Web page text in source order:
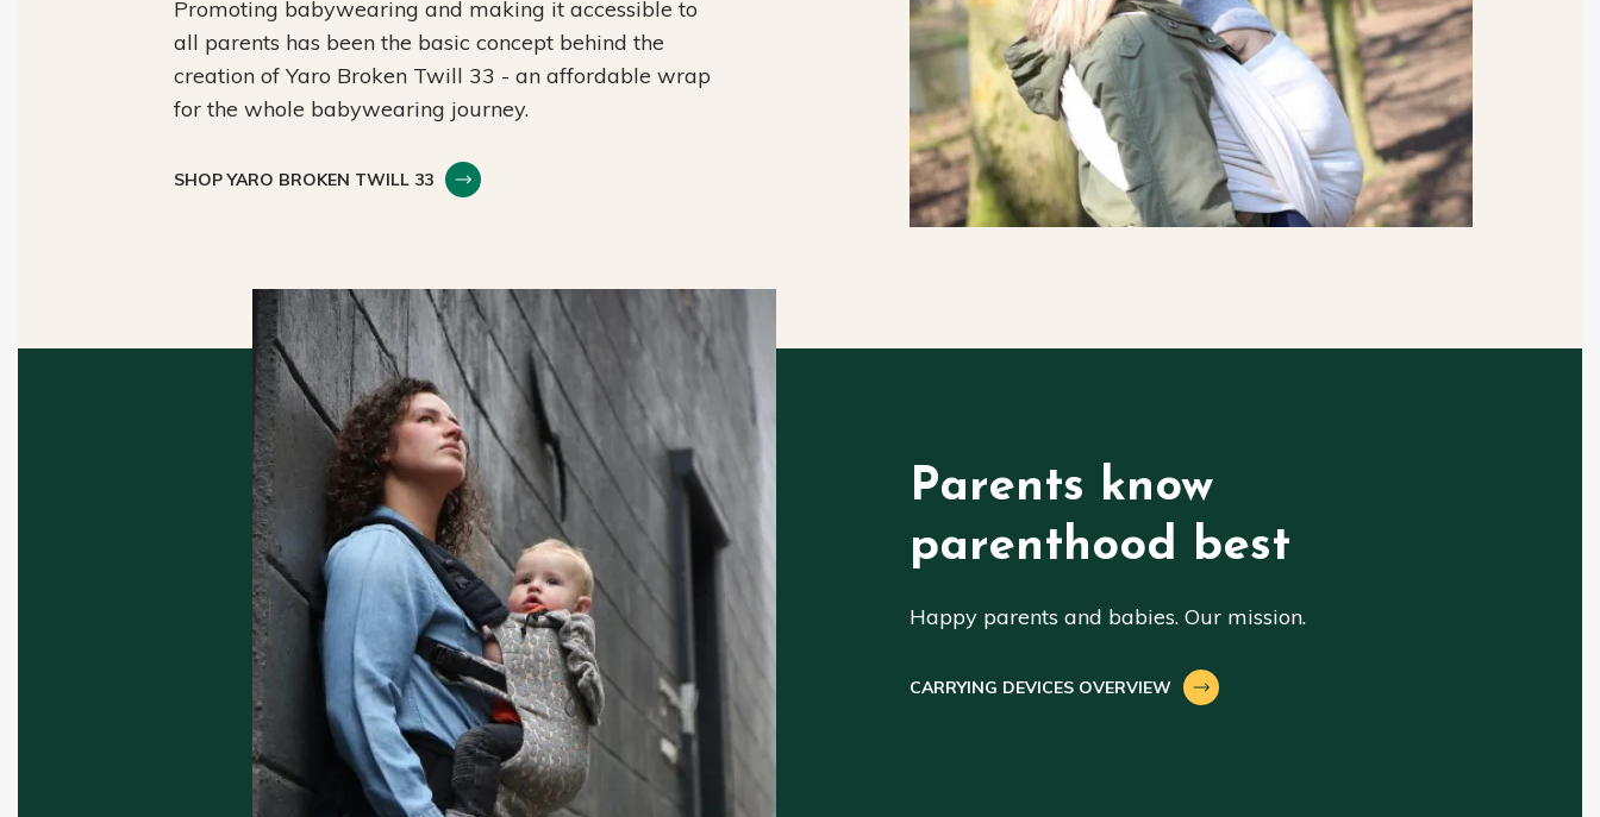
Promoting babywearing and making it accessible to
all parents has been the basic concept behind the
creation of Yaro Broken Twill 33 - an affordable wrap
for the whole babywearing journey.
SHOP YARO BROKEN TWILL 33
Parents know
parenthood best
Happy parents and babies. Our mission.
CARRYING DEVICES OVERVIEW